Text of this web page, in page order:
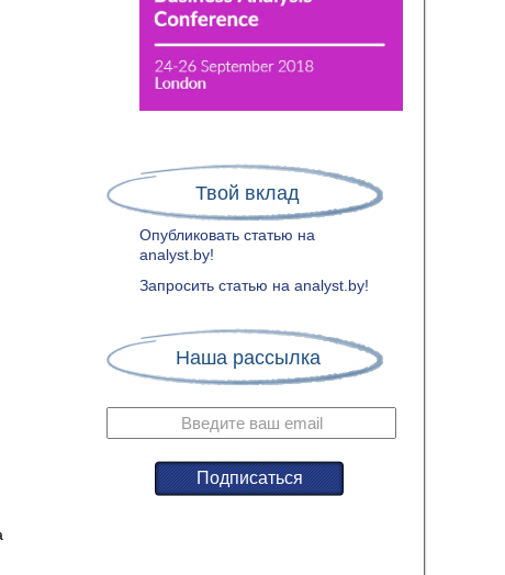
Твой вклад
Опубликовать статью на
analyst.by!
Запросить статью на analyst.by!
Наша рассылка